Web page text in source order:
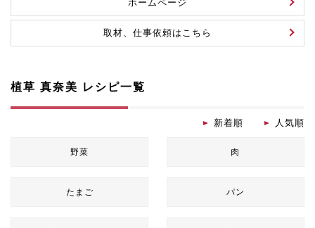
ホームページ
取材、仕事依頼はこちら
植草 真奈美 レシピ一覧
新着順 人気順
野菜 肉
たまご パン